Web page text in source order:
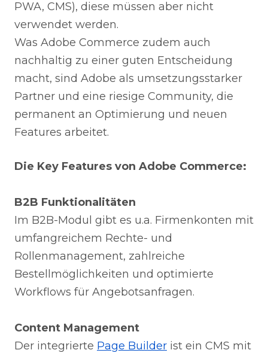
PWA, CMS), diese müssen aber nicht
verwendet werden.
Was Adobe Commerce zudem auch
nachhaltig zu einer guten Entscheidung
macht, sind Adobe als umsetzungsstarker
Partner und eine riesige Community, die
permanent an Optimierung und neuen
Features arbeitet.
Die Key Features von Adobe Commerce:
B2B Funktionalitäten
Im B2B-Modul gibt es u.a. Firmenkonten mit
umfangreichem Rechte- und
Rollenmanagement, zahlreiche
Bestellmöglichkeiten und optimierte
Workflows für Angebotsanfragen.
Content Management
Der integrierte Page Builder ist ein CMS mit